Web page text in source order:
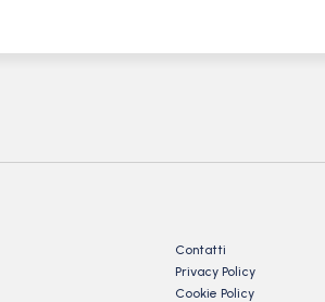
Contatti
Privacy Policy
Cookie Policy